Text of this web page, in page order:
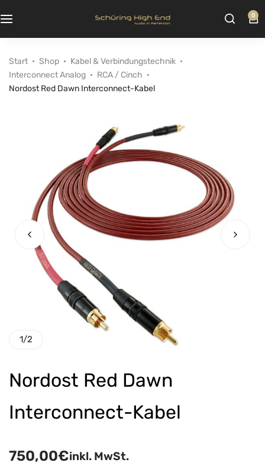
0
Start Shop
Kabel & Verbindungstechnik
Interconnect Analog
RCA / Cinch
Nordost Red Dawn Interconnect-Kabel
1/2
Nordost Red Dawn
Interconnect-Kabel
750,00€inkl. MwSt.